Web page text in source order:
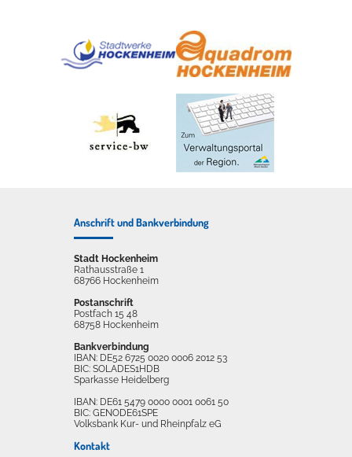
Anschrift und Bankverbindung
Stadt Hockenheim
Rathausstraße 1
68766 Hockenheim
Postanschrift
Postfach 15 48
68758 Hockenheim
Bankverbindung
IBAN: DE52 6725 0020 0006 2012 53
BIC: SOLADES1HDB
Sparkasse Heidelberg
IBAN: DE61 5479 0000 0001 0061 50
BIC: GENODE61SPE
Volksbank Kur- und Rheinpfalz eG
Kontakt